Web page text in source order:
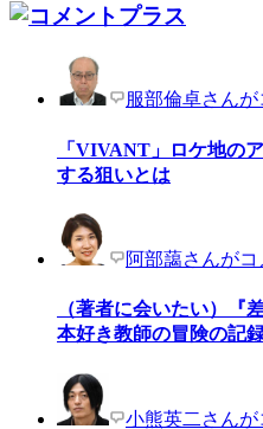
服部倫卓さん
「VIVANT」ロケ地の
する狙いとは
阿部藹さんが
（著者に会いたい）
本好き教師の冒険の記
小熊英二さん